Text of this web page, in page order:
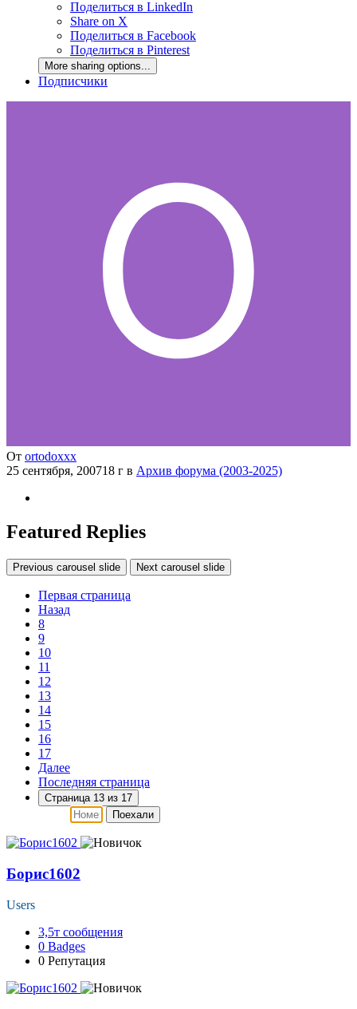
Поделиться в LinkedIn
Share on X
Поделиться в Facebook
Поделиться в Pinterest
More sharing options...
Подписчики
От ortodoxxx
25 сентября, 200718 г в Архив форума (2003-2025)
Featured Replies
Previous carousel slide Next carousel slide
Первая страница
Назад
8
9
10
11
12
13
14
15
16
17
Далее
Последняя страница
Страница 13 из 17
Поехали
Борис1602
Users
3,5т сообщения
0 Badges
0 Репутация